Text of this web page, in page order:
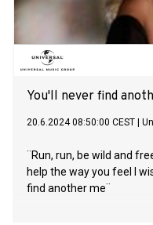
You'll never find
20.6.2024 08:50:00 CEST
¨Run, run, be wild and
help the way you feel I
find another me¨